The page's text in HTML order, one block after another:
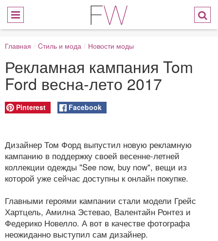
Главная / Cтиль и мода / Новости моды
Рекламная кампания Tom
Ford весна-лето 2017
Pinterest Facebook
Дизайнер Том Форд выпустил новую рекламную
кампанию в поддержку своей весенне-летней
коллекции одежды "See now, buy now", вещи из
которой уже сейчас доступны к онлайн покупке.
Главными героями кампании стали модели Грейс
Хартцель, Амилна Эстевао, Валентайн Ронтез и
Федерико Новелло. А вот в качестве фотографа
неожиданно выступил сам дизайнер.